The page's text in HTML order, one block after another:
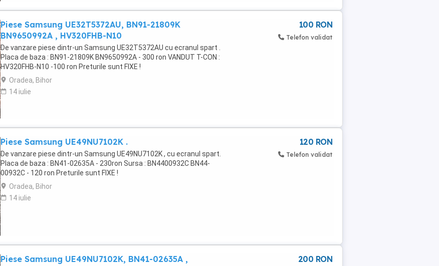
Piese Samsung UE32T5372AU, BN91-21809K
BN9650992A , HV320FHB-N10
De vanzare piese dintr-un Samsung UE32T5372AU cu ecranul spart .
Placa de baza : BN91-21809K BN9650992A - 300 ron VANDUT T-CON :
HV320FHB-N10 -100 ron Preturile sunt FIXE !
Oradea, Bihor
14 iulie
100 RON
Telefon validat
Piese Samsung UE49NU7102K .
De vanzare piese dintr-un Samsung UE49NU7102K , cu ecranul spart.
Placa de baza : BN41-02635A - 230ron Sursa : BN4400932C BN44-
00932C - 120 ron Preturile sunt FIXE !
Oradea, Bihor
14 iulie
120 RON
Telefon validat
Piese Samsung UE49NU7102K, BN41-02635A ,
200 RON